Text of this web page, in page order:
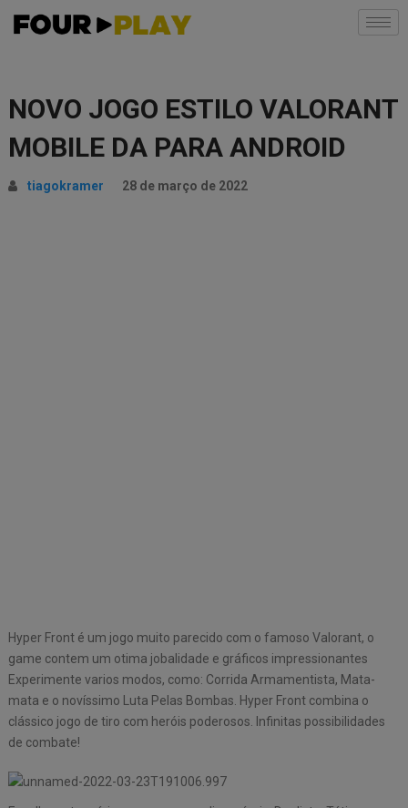
NOVO JOGO ESTILO VALORANT
MOBILE DA PARA ANDROID
tiagokramer 28 de março de 2022
Hyper Front é um jogo muito parecido com o famoso Valorant, o
game contem um otima jobalidade e gráficos impressionantes
Experimente varios modos, como: Corrida Armamentista, Mata-
mata e o novíssimo Luta Pelas Bombas. Hyper Front combina o
clássico jogo de tiro com heróis poderosos. Infinitas possibilidades
de combate!